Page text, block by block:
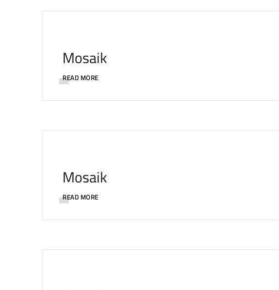
Mosaik
READ MORE
Mosaik
READ MORE